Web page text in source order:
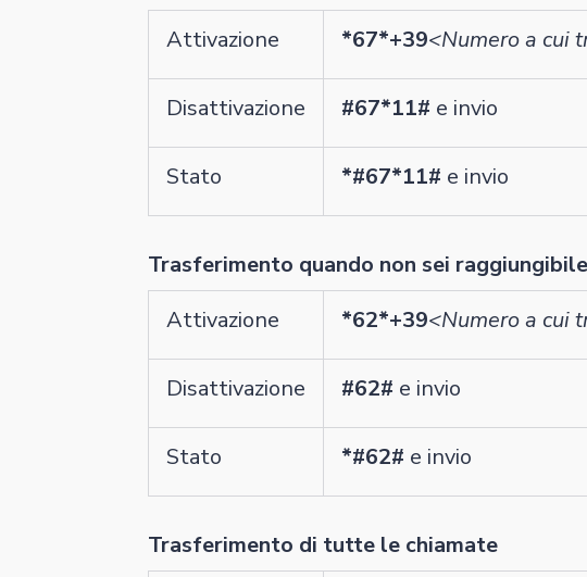
Attivazione
*67*+39<Numero a cui
Disattivazione #67*11# e invio
Stato *#67*11# e invio
Trasferimento quando non sei raggiungibile
Attivazione
*62*+39<Numero a cui
Disattivazione #62# e invio
Stato *#62# e invio
Trasferimento di tutte le chiamate